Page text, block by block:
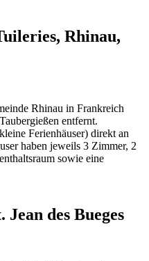
Rhinau,
Rhinau in Frankreich
entfernt.
Ferienhäuser) direkt an
haben jeweils 3 Zimmer, 2
sowie eine
des Bueges